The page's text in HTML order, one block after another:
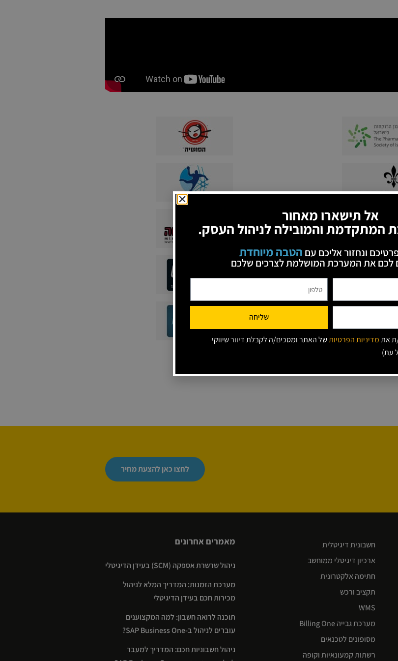
לחצו כאן להצעת מחיר
חשבונית דיגיטלית
ארכיון דיגיטלי ממוחשב
חתימה אלקטרונית
תקציב ורכש
WMS
מערכת גבייה Billing One
מסופונים לטכנאים
רשתות קמעונאיות וקופה
מאמרים אחרונים
ניהול שרשרת אספקה (SCM) בעידן הדיגיטלי
מערכת הזמנות: המדריך המלא לניהול
מכירות חכם בעידן הדיגיטלי
תוכנה לרואה חשבון: למה המקצוענים
עוברים לניהול ב-SAP Business One?
ניהול חשבוניות חכם: המדריך למעבר
אל תישארו מאחור
המתקדמת והמובילה לניהול העסק.
ונחזור אליכם עם הטבה מיוחדת
לכם את המערכת המושלמת לצרכים שלכם
ת אתמדיניות הפרטיותשל האתר ומסכים/ה לקבלת דיוור שיווקי
עת)
שליחה